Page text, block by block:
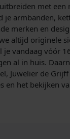
met een
je armbanden,
merken en
altijd originele
je vandaag vóór
al in huis.
Juwelier de
en het bekijken